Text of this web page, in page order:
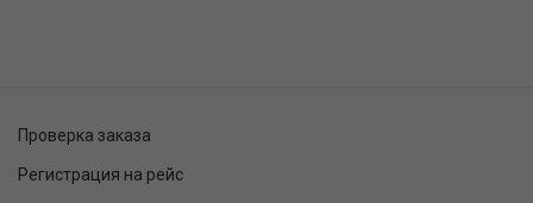
Проверка заказа
Регистрация на рейс